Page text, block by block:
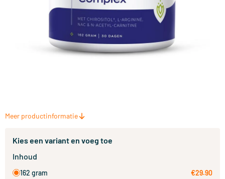
Meer productinformatie
Kies een variant en voeg toe
Inhoud
162 gram €29.90